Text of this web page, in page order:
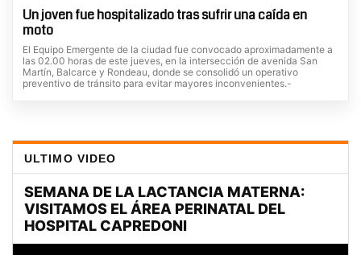
Un joven fue hospitalizado tras sufrir una caída en
moto
El Equipo Emergente de la ciudad fue convocado aproximadamente a
las 02.00 horas de este jueves, en la intersección de avenida San
Martín, Balcarce y Rondeau, donde se consolidó un operativo
preventivo de tránsito para evitar mayores inconvenientes.-
ULTIMO VIDEO